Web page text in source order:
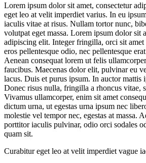
Lorem ipsum dolor sit amet, consectetur
eget leo at velit imperdiet varius. In eu
iaculis vitae at risus. Nullam tortor nunc,
volutpat eget massa. Lorem ipsum dolor sit
adipiscing elit. Integer fringilla, orci sit amet
eros pellentesque odio, nec pellentesque
Aenean consequat lorem ut felis
faucibus. Maecenas dolor elit, pulvinar eu
lacus. Duis et purus ipsum. In auctor mattis
Donec risus nulla, fringilla a rhoncus vitae,
Vivamus ullamcorper, enim sit amet
dictum urna, ut egestas urna ipsum nec
molestie vel tempor nec, egestas at massa.
porttitor iaculis pulvinar, odio orci sodales
quam sit.
Curabitur eget leo at velit imperdiet vague